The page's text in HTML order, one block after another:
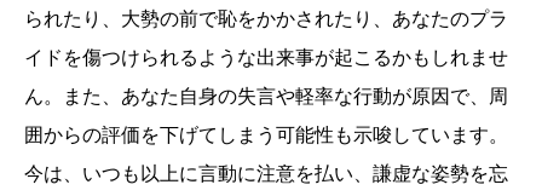
られたり、大勢の前で恥をかかされたり、あなたのプラ
イドを傷つけられるような出来事が起こるかもしれませ
ん。また、あなた自身の失言や軽率な行動が原因で、周
囲からの評価を下げてしまう可能性も示唆しています。
今は、いつも以上に言動に注意を払い、謙虚な姿勢を忘